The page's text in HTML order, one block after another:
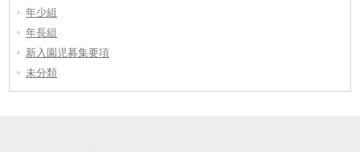
年少組
年長組
新入園児募集要項
未分類